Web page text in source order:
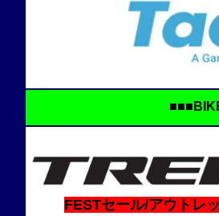
FESTセール/アウトレ